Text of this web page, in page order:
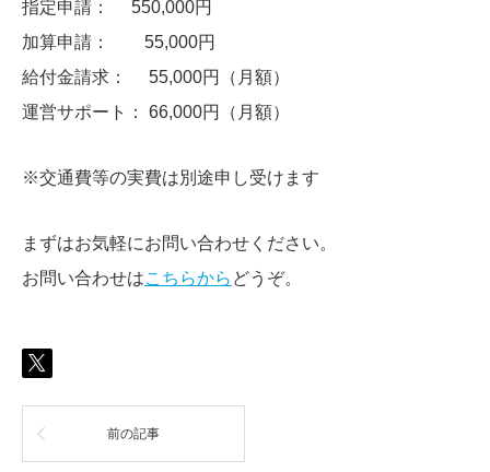
指定申請： 550,000円
加算申請： 55,000円
給付金請求： 55,000円（月額）
運営サポート： 66,000円（月額）
※交通費等の実費は別途申し受けます
まずはお気軽にお問い合わせください。
お問い合わせはこちらから どうぞ。
前の記事